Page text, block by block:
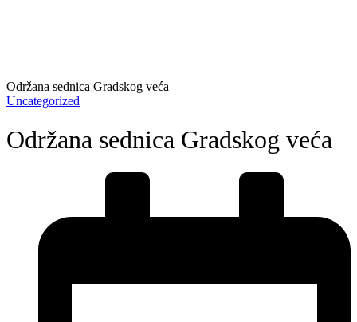
Održana sednica Gradskog veća
Uncategorized
Održana sednica Gradskog veća